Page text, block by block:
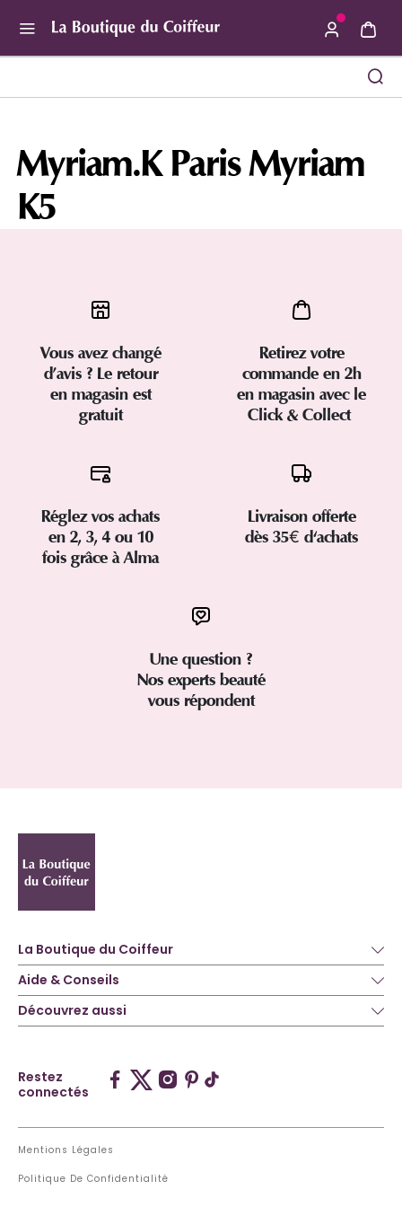
Myriam.K Paris Myriam
K5
Vous avez changé
d’avis ? Le retour
en magasin est
gratuit
Retirez votre
commande en 2h
en magasin avec le
Click & Collect
Réglez vos achats
en 2, 3, 4 ou 10
fois grâce à Alma
Livraison offerte
dès 35€ d'achats
Une question ?
Nos experts beauté
vous répondent
La Boutique du Coiffeur
Aide & Conseils
Découvrez aussi
Restez
connectés
Mentions Légales
Politique De Confidentialité